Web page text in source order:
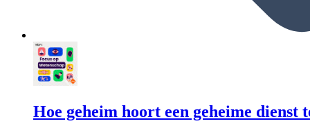
Hoe geheim hoort een geheime